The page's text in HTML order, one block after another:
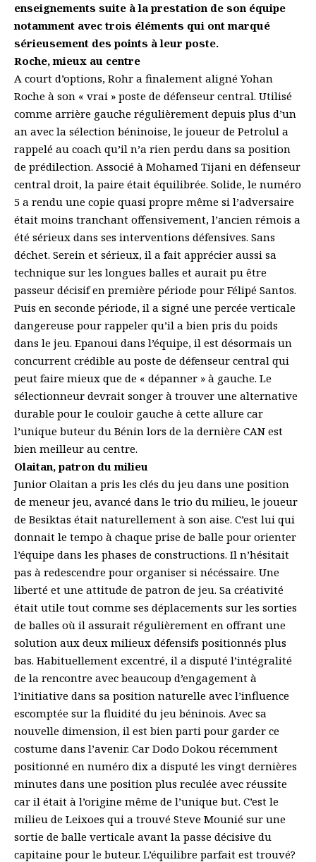
enseignements suite à la prestation de son équipe
notamment avec trois éléments qui ont marqué
sérieusement des points à leur poste.
Roche, mieux au centre
A court d’options, Rohr a finalement aligné Yohan
Roche à son « vrai » poste de défenseur central. Utilisé
comme arrière gauche régulièrement depuis plus d’un
an avec la sélection béninoise, le joueur de Petrolul a
rappelé au coach qu’il n’a rien perdu dans sa position
de prédilection. Associé à Mohamed Tijani en défenseur
central droit, la paire était équilibrée. Solide, le numéro
5 a rendu une copie quasi propre même si l’adversaire
était moins tranchant offensivement, l’ancien rémois a
été sérieux dans ses interventions défensives. Sans
déchet. Serein et sérieux, il a fait apprécier aussi sa
technique sur les longues balles et aurait pu être
passeur décisif en première période pour Félipé Santos.
Puis en seconde période, il a signé une percée verticale
dangereuse pour rappeler qu’il a bien pris du poids
dans le jeu. Epanoui dans l’équipe, il est désormais un
concurrent crédible au poste de défenseur central qui
peut faire mieux que de « dépanner » à gauche. Le
sélectionneur devrait songer à trouver une alternative
durable pour le couloir gauche à cette allure car
l’unique buteur du Bénin lors de la dernière CAN est
bien meilleur au centre.
Olaitan, patron du milieu
Junior Olaitan a pris les clés du jeu dans une position
de meneur jeu, avancé dans le trio du milieu, le joueur
de Besiktas était naturellement à son aise. C’est lui qui
donnait le tempo à chaque prise de balle pour orienter
l’équipe dans les phases de constructions. Il n’hésitait
pas à redescendre pour organiser si nécéssaire. Une
liberté et une attitude de patron de jeu. Sa créativité
était utile tout comme ses déplacements sur les sorties
de balles où il assurait régulièrement en offrant une
solution aux deux milieux défensifs positionnés plus
bas. Habituellement excentré, il a disputé l’intégralité
de la rencontre avec beaucoup d’engagement à
l’initiative dans sa position naturelle avec l’influence
escomptée sur la fluidité du jeu béninois. Avec sa
nouvelle dimension, il est bien parti pour garder ce
costume dans l’avenir. Car Dodo Dokou récemment
positionné en numéro dix a disputé les vingt dernières
minutes dans une position plus reculée avec réussite
car il était à l’origine même de l’unique but. C’est le
milieu de Leixoes qui a trouvé Steve Mounié sur une
sortie de balle verticale avant la passe décisive du
capitaine pour le buteur. L’équilibre parfait est trouvé?